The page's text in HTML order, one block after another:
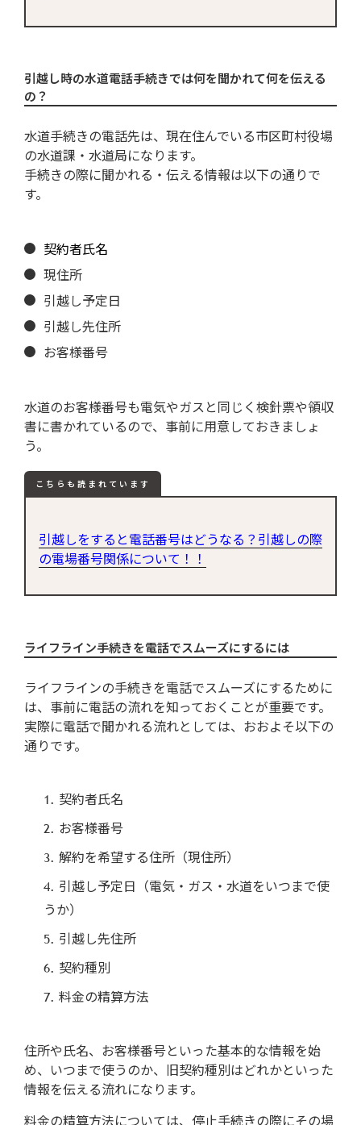
引越し時の水道電話手続きでは何を聞かれて何を伝える
の？
水道手続きの電話先は、現在住んでいる市区町村役場
の水道課・水道局になります。
手続きの際に聞かれる・伝える情報は以下の通りで
す。
契約者氏名
現住所
引越し予定日
引越し先住所
お客様番号
水道のお客様番号も電気やガスと同じく検針票や領収
書に書かれているので、事前に用意しておきましょ
う。
こちらも読まれています
引越しをすると電話番号はどうなる？引越しの際
の電場番号関係について！！
ライフライン手続きを電話でスムーズにするには
ライフラインの手続きを電話でスムーズにするために
は、事前に電話の流れを知っておくことが重要です。
実際に電話で聞かれる流れとしては、おおよそ以下の
通りです。
契約者氏名
お客様番号
解約を希望する住所（現住所）
引越し予定日（電気・ガス・水道をいつまで使
うか）
引越し先住所
契約種別
料金の精算方法
住所や氏名、お客様番号といった基本的な情報を始
め、いつまで使うのか、旧契約種別はどれかといった
情報を伝える流れになります。
料金の精算方法については、停止手続きの際にその場